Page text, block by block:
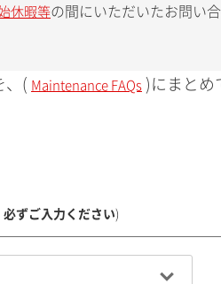
休暇等の間にいただいたお問い
、( Maintenance FAQs )にまとめ
ずご入力ください)